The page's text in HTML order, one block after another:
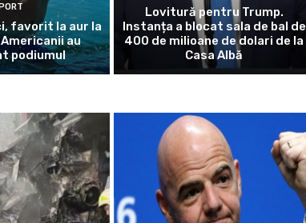
favorit la aur la
au
podiumul
Lovitură pentru Trump.
Instanța a blocat sala de bal de
400 de milioane de dolari de la
Casa Albă